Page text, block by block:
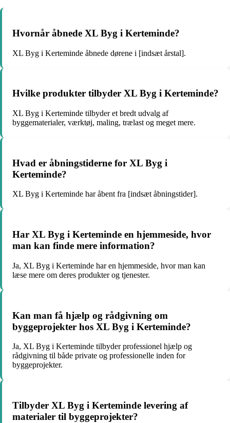
Hvornår åbnede XL Byg i Kerteminde?
XL Byg i Kerteminde åbnede dørene i [indsæt årstal].
Hvilke produkter tilbyder XL Byg i Kerteminde?
XL Byg i Kerteminde tilbyder et bredt udvalg af
byggematerialer, værktøj, maling, trælast og meget mere.
Hvad er åbningstiderne for XL Byg i
Kerteminde?
XL Byg i Kerteminde har åbent fra [indsæt åbningstider].
Har XL Byg i Kerteminde en hjemmeside, hvor
man kan finde mere information?
Ja, XL Byg i Kerteminde har en hjemmeside, hvor man kan
læse mere om deres produkter og tjenester.
Kan man få hjælp og rådgivning om
byggeprojekter hos XL Byg i Kerteminde?
Ja, XL Byg i Kerteminde tilbyder professionel hjælp og
rådgivning til både private og professionelle inden for
byggeprojekter.
Tilbyder XL Byg i Kerteminde levering af
materialer til byggeprojekter?